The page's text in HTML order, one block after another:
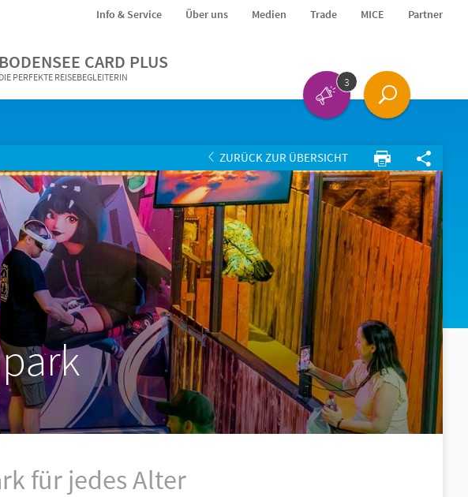
Info & Service Über uns Medien Trade MICE Partner
BODENSEE CARD PLUS
DIE PERFEKTE REISEBEGLEITERIN 3
ZURÜCK ZUR ÜBERSICHT
für jedes Alter